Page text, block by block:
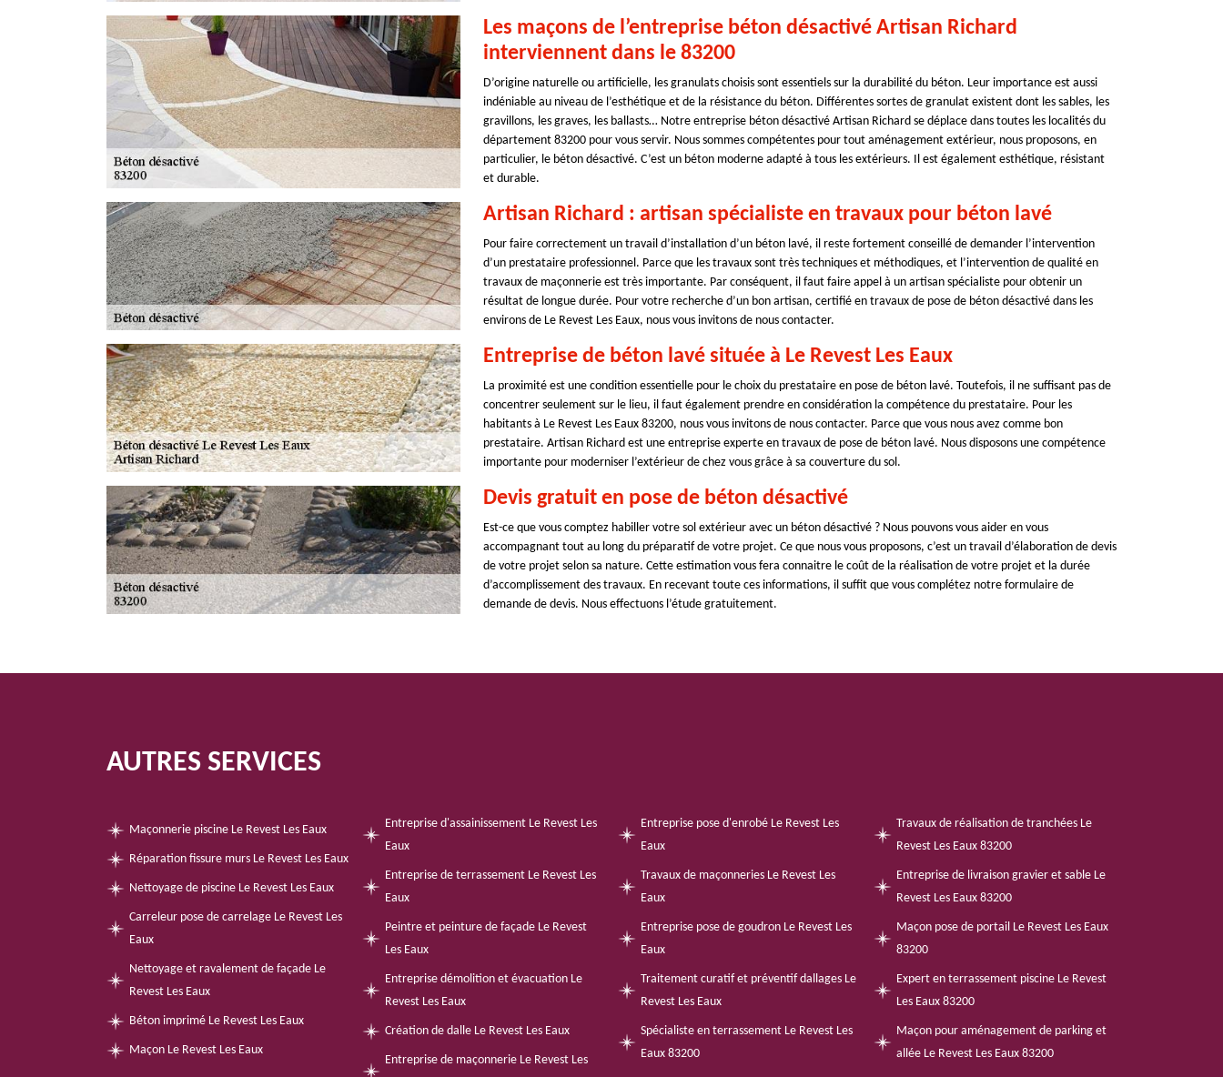
Les maçons de l’entreprise béton désactivé Artisan Richard
interviennent dans le 83200
D’origine naturelle ou artificielle, les granulats choisis sont essentiels sur la durabilité du béton. Leur importance est aussi
indéniable au niveau de l’esthétique et de la résistance du béton. Différentes sortes de granulat existent dont les sables, les
gravillons, les graves, les ballasts… Notre entreprise béton désactivé Artisan Richard se déplace dans toutes les localités du
département 83200 pour vous servir. Nous sommes compétentes pour tout aménagement extérieur, nous proposons, en
particulier, le béton désactivé. C’est un béton moderne adapté à tous les extérieurs. Il est également esthétique, résistant
et durable.
Artisan Richard : artisan spécialiste en travaux pour béton lavé
Pour faire correctement un travail d’installation d’un béton lavé, il reste fortement conseillé de demander l’intervention
d’un prestataire professionnel. Parce que les travaux sont très techniques et méthodiques, et l’intervention de qualité en
travaux de maçonnerie est très importante. Par conséquent, il faut faire appel à un artisan spécialiste pour obtenir un
résultat de longue durée. Pour votre recherche d’un bon artisan, certifié en travaux de pose de béton désactivé dans les
environs de Le Revest Les Eaux, nous vous invitons de nous contacter.
Entreprise de béton lavé située à Le Revest Les Eaux
La proximité est une condition essentielle pour le choix du prestataire en pose de béton lavé. Toutefois, il ne suffisant pas de
concentrer seulement sur le lieu, il faut également prendre en considération la compétence du prestataire. Pour les
habitants à Le Revest Les Eaux 83200, nous vous invitons de nous contacter. Parce que vous nous avez comme bon
prestataire. Artisan Richard est une entreprise experte en travaux de pose de béton lavé. Nous disposons une compétence
importante pour moderniser l’extérieur de chez vous grâce à sa couverture du sol.
Devis gratuit en pose de béton désactivé
Est-ce que vous comptez habiller votre sol extérieur avec un béton désactivé ? Nous pouvons vous aider en vous
accompagnant tout au long du préparatif de votre projet. Ce que nous vous proposons, c’est un travail d’élaboration de devis
de votre projet selon sa nature. Cette estimation vous fera connaitre le coût de la réalisation de votre projet et la durée
d’accomplissement des travaux. En recevant toute ces informations, il suffit que vous complétez notre formulaire de
demande de devis. Nous effectuons l’étude gratuitement.
AUTRES SERVICES
Maçonnerie piscine Le Revest Les Eaux
Réparation fissure murs Le Revest Les Eaux
Nettoyage de piscine Le Revest Les Eaux
Carreleur pose de carrelage Le Revest Les
Eaux
Nettoyage et ravalement de façade Le
Revest Les Eaux
Béton imprimé Le Revest Les Eaux
Maçon Le Revest Les Eaux
Entreprise d'assainissement Le Revest Les
Eaux
Entreprise de terrassement Le Revest Les
Eaux
Peintre et peinture de façade Le Revest
Les Eaux
Entreprise démolition et évacuation Le
Revest Les Eaux
Création de dalle Le Revest Les Eaux
Entreprise de maçonnerie Le Revest Les
Entreprise pose d'enrobé Le Revest Les
Eaux
Travaux de maçonneries Le Revest Les
Eaux
Entreprise pose de goudron Le Revest Les
Eaux
Traitement curatif et préventif dallages Le
Revest Les Eaux
Spécialiste en terrassement Le Revest Les
Eaux 83200
Travaux de réalisation de tranchées Le
Revest Les Eaux 83200
Entreprise de livraison gravier et sable Le
Revest Les Eaux 83200
Maçon pose de portail Le Revest Les Eaux
83200
Expert en terrassement piscine Le Revest
Les Eaux 83200
Maçon pour aménagement de parking et
allée Le Revest Les Eaux 83200